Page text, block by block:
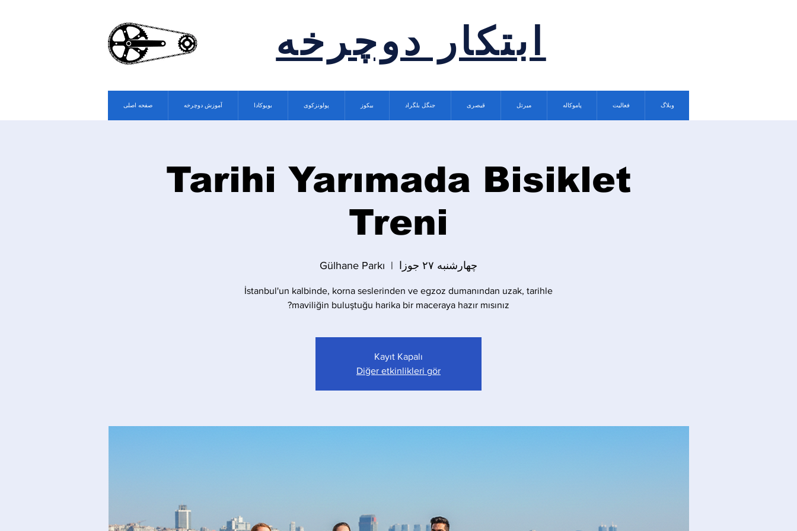
ابتکار دوچرخه
صفحه اصلی آموزش دوچرخه بویوکادا پولونزکوی بیکوز جنگل بلگراد قیصری میرتل پاموکاله فعالیت وبلاگ
Tarihi Yarımada Bisiklet
Treni
چهارشنبه ۲۷ جوزا
  |
Gülhane Parkı
İstanbul'un kalbinde, korna seslerinden ve egzoz dumanından uzak, tarihle
maviliğin buluştuğu harika bir maceraya hazır mısınız?
Kayıt Kapalı
Diğer etkinlikleri gör